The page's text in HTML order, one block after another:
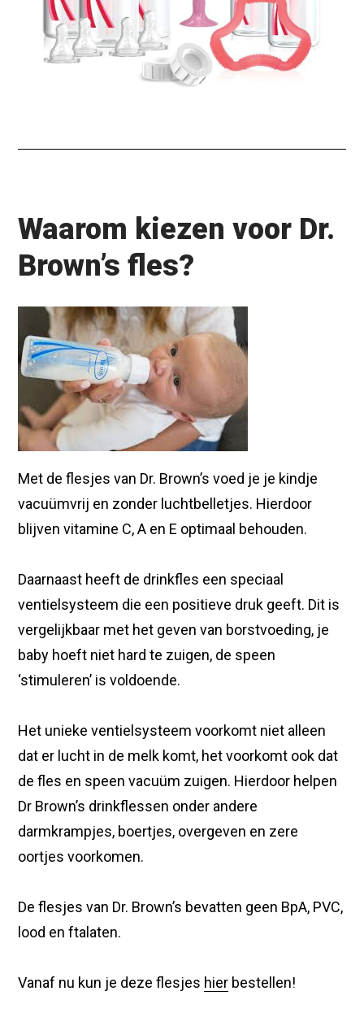
Waarom kiezen voor Dr.
Brown’s fles?
Met de flesjes van Dr. Brown’s voed je je kindje
vacuümvrij en zonder luchtbelletjes. Hierdoor
blijven vitamine C, A en E optimaal behouden.
Daarnaast heeft de drinkfles een speciaal
ventielsysteem die een positieve druk geeft. Dit is
vergelijkbaar met het geven van borstvoeding, je
baby hoeft niet hard te zuigen, de speen
‘stimuleren’ is voldoende.
Het unieke ventielsysteem voorkomt niet alleen
dat er lucht in de melk komt, het voorkomt ook dat
de fles en speen vacuüm zuigen. Hierdoor helpen
Dr Brown’s drinkflessen onder andere
darmkrampjes, boertjes, overgeven en zere
oortjes voorkomen.
De flesjes van Dr. Brown’s bevatten geen BpA, PVC,
lood en ftalaten.
Vanaf nu kun je deze flesjes hier bestellen!